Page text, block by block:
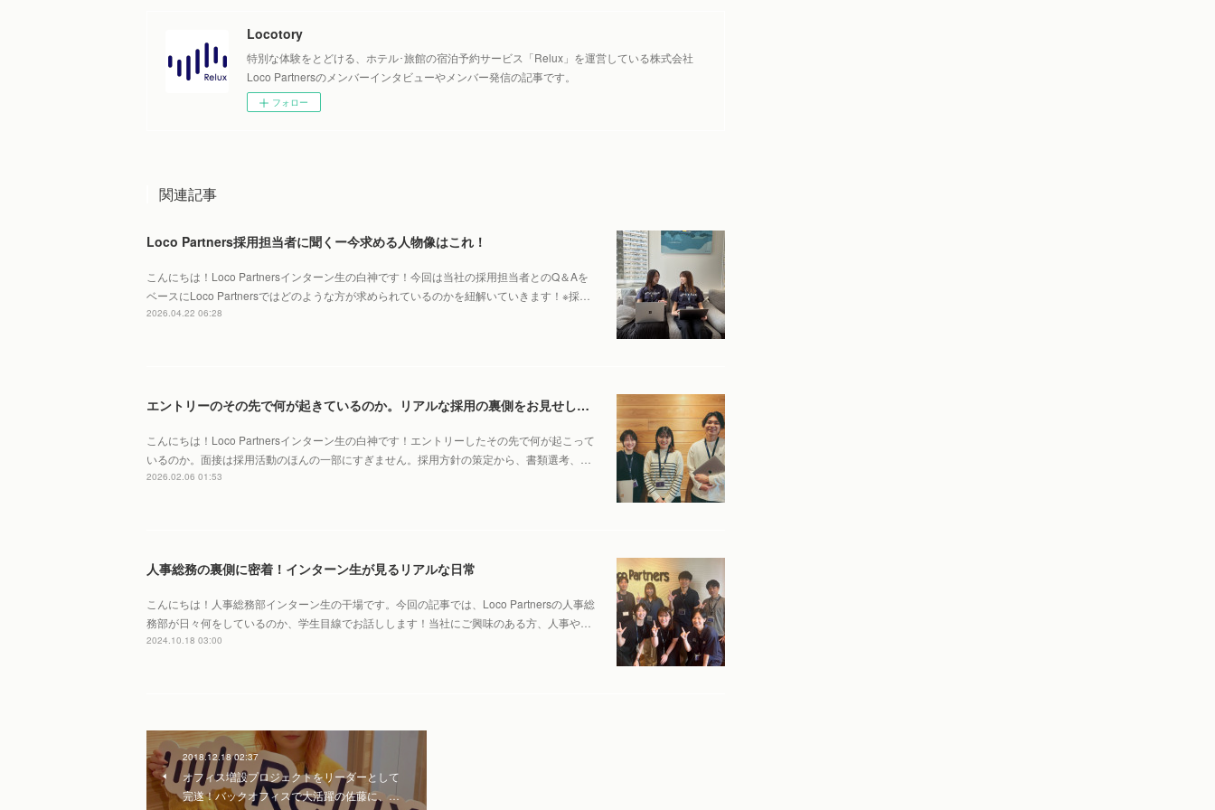
Locotory
特別な体験をとどける、ホテル･旅館の宿泊予約サービス「Relux」を運営している株式会社
Loco Partnersのメンバーインタビューやメンバー発信の記事です。
フォロー
関連記事
Loco Partners採用担当者に聞くー今求める人物像はこれ！
こんにちは！Loco Partnersインターン生の白神です！今回は当社の採用担当者とのQ＆Aを
ベースにLoco Partnersではどのような方が求められているのかを紐解いていきます！※採…
2026.04.22 06:28
エントリーのその先で何が起きているのか。リアルな採用の裏側をお見せします！
こんにちは！Loco Partnersインターン生の白神です！エントリーしたその先で何が起こって
いるのか。面接は採用活動のほんの一部にすぎません。採用方針の策定から、書類選考、…
2026.02.06 01:53
人事総務の裏側に密着！インターン生が見るリアルな日常
こんにちは！人事総務部インターン生の干場です。今回の記事では、Loco Partnersの人事総
務部が日々何をしているのか、学生目線でお話しします！当社にご興味のある方、人事や…
2024.10.18 03:00
2018.12.18 02:37
オフィス増設プロジェクトをリーダーとして
完遂！バックオフィスで大活躍の佐藤に、…